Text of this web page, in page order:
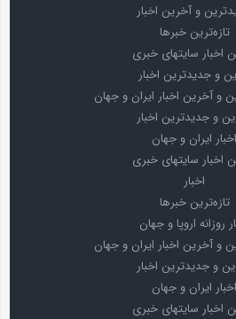
و آخرین اخبار
تازه‌ترین خبرها
اخبار سایتهای خبری
و جدیدترین اخبار
و آخرین اخبار ایران و جهان
و جدیدترین اخبار
اخبار ایران و جهان
اخبار سایتهای خبری
اخبار
تازه‌ترین خبرها
روزانه اروپا و جهان
و آخرین اخبار ایران و جهان
و جدیدترین اخبار
اخبار ایران و جهان
اخبار سایتهای خبری